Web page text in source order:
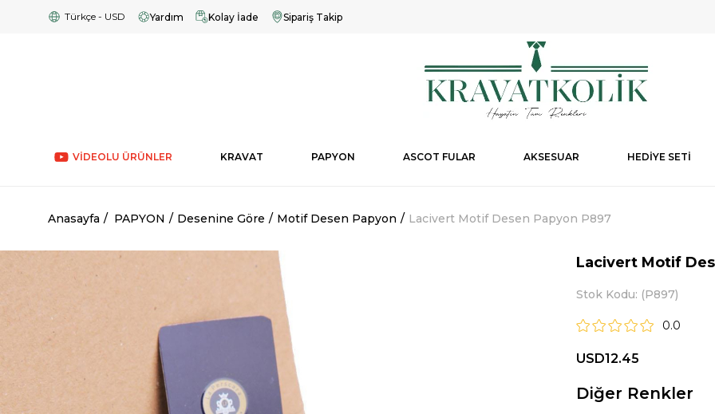
Türkçe - USD Yardım Kolay İade Sipariş Takip
VİDEOLU ÜRÜNLER KRAVAT PAPYON ASCOT FULAR AKSESUAR HEDİYE SETİ
Anasayfa PAPYON Desenine Göre Motif Desen Papyon Lacivert Motif Desen Papyon P897
Lacivert Motif
Stok Kodu (P897)
0.0
USD12.45
Diğer Renkler